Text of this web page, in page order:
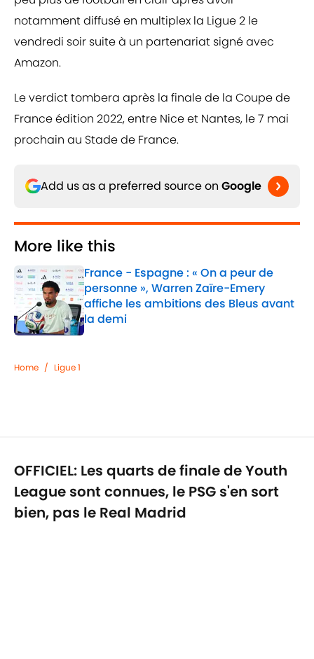
notamment diffusé en multiplex la Ligue 2 le
vendredi soir suite à un partenariat signé avec
Amazon.
Le verdict tombera après la finale de la Coupe de
France édition 2022, entre Nice et Nantes, le 7 mai
prochain au Stade de France.
Add us as a preferred source on Google
More like this
France - Espagne : « On a peur de
personne », Warren Zaïre-Emery
affiche les ambitions des Bleus avant
la demi
Published by on Invalid Date
Home / Ligue 1
OFFICIEL: Les quarts de finale de Youth
League sont connues, le PSG s'en sort
bien, pas le Real Madrid